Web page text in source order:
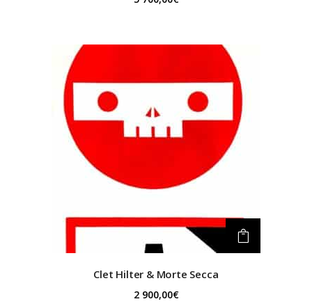
Clet Hilter & Morte Secca
2 900,00€